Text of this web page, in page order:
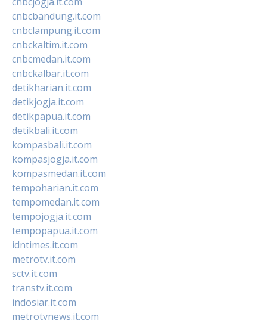
cnbcbandung.it.com
cnbclampung.it.com
cnbckaltim.it.com
cnbcmedan.it.com
cnbckalbar.it.com
detikharian.it.com
detikjogja.it.com
detikpapua.it.com
detikbali.it.com
kompasbali.it.com
kompasjogja.it.com
kompasmedan.it.com
tempoharian.it.com
tempomedan.it.com
tempojogja.it.com
tempopapua.it.com
idntimes.it.com
metrotv.it.com
sctv.it.com
transtv.it.com
indosiar.it.com
metrotvnews.it.com